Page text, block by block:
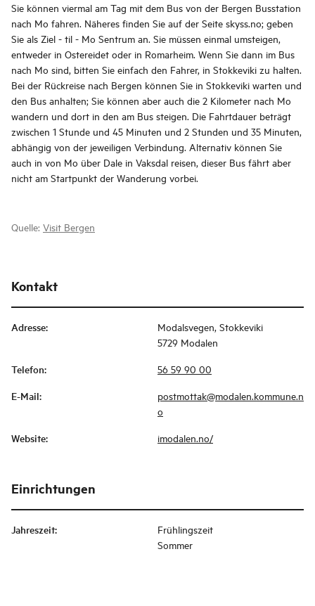
Sie können viermal am Tag mit dem Bus von der Bergen Busstation
nach Mo fahren. Näheres finden Sie auf der Seite skyss.no; geben
Sie als Ziel - til - Mo Sentrum an. Sie müssen einmal umsteigen,
entweder in Ostereidet oder in Romarheim. Wenn Sie dann im Bus
nach Mo sind, bitten Sie einfach den Fahrer, in Stokkeviki zu halten.
Bei der Rückreise nach Bergen können Sie in Stokkeviki warten und
den Bus anhalten; Sie können aber auch die 2 Kilometer nach Mo
wandern und dort in den am Bus steigen. Die Fahrtdauer beträgt
zwischen 1 Stunde und 45 Minuten und 2 Stunden und 35 Minuten,
abhängig von der jeweiligen Verbindung. Alternativ können Sie
auch in von Mo über Dale in Vaksdal reisen, dieser Bus fährt aber
nicht am Startpunkt der Wanderung vorbei.
Quelle: Visit Bergen
Kontakt
Adresse:
Modalsvegen, Stokkeviki
5729 Modalen
Telefon: 56 59 90 00
E-Mail:
postmottak@modalen.kommune.n
o
Website: imodalen.no/
Einrichtungen
Jahreszeit:
Frühlingszeit
Sommer